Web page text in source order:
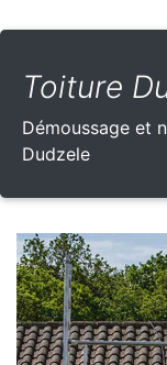
Toiture
Démoussage et
Dudzele